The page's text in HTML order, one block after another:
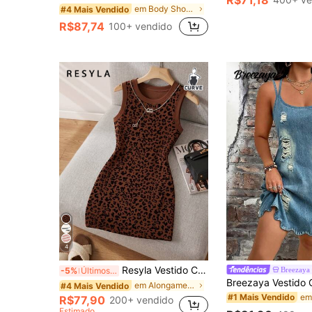
#4 Mais Vendido em Body Shop Vestidos Tamanhos Grandes
R$87,74 100+ vendido
4
-5% Últimos 2 dias Resyla Vestido Casual Versátil de Plus Size com Estampa de Estampa de Leopardo, Novidade de Primavera/Verão para Mulheres
#4 Mais Vendido em Alongamento Alto Vestidos Tamanhos Grandes
R$77,90 200+ vendido
Breezaya
#1 Mais Vendido